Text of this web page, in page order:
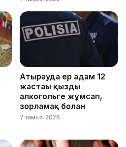
Атырауда ер адам 12
жастағы қызды
алкогольге жұмсап,
зорламақ болған
7 тамыз, 2026